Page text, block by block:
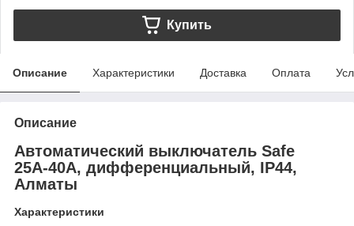
Купить
Описание Характеристики Доставка Оплата
Описание
Автоматический выключатель Safe
25А-40А, дифференциальный, IP44,
Алматы
Характеристики